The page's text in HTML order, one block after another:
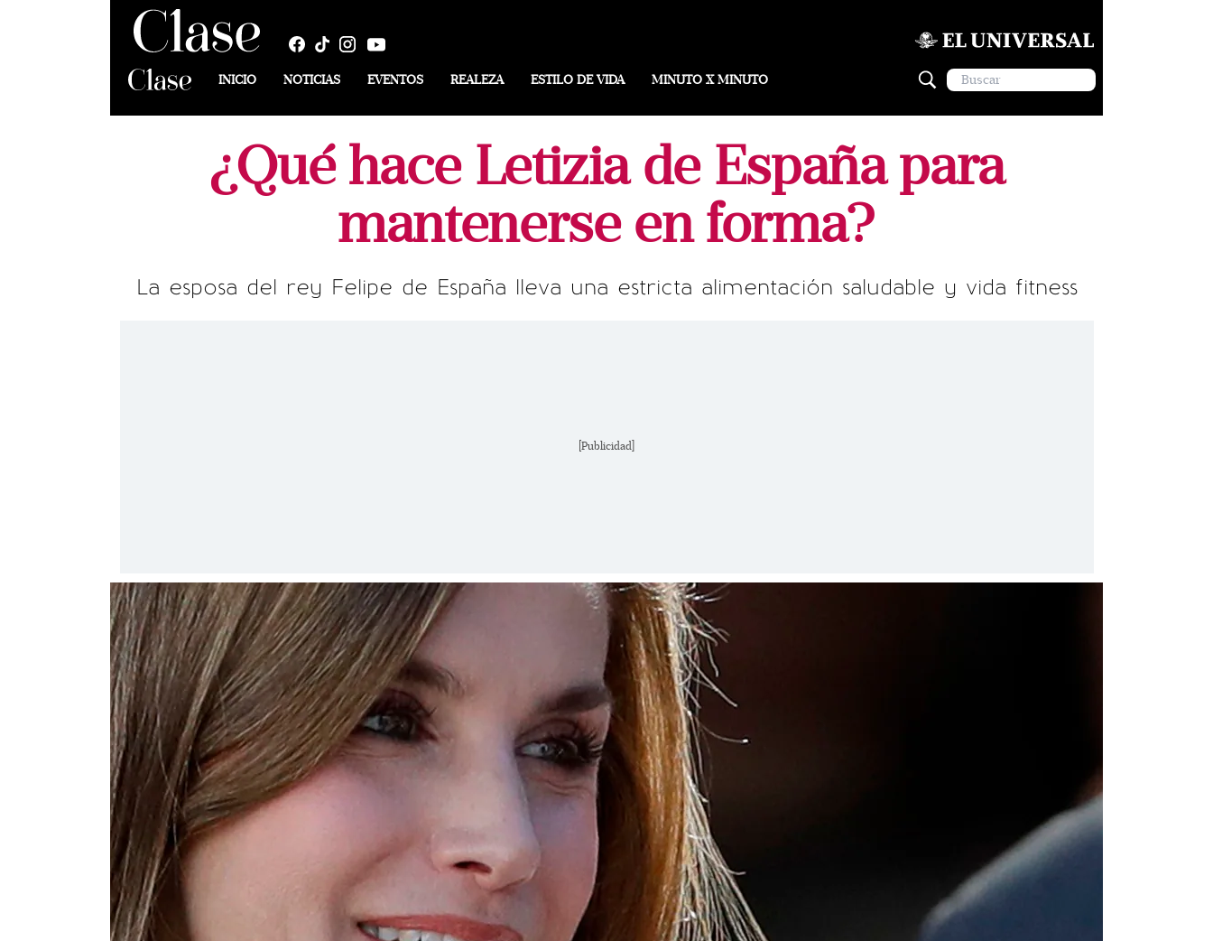
INICIO NOTICIAS EVENTOS REALEZA ESTILO DE VIDA MINUTO X MINUTO
¿Qué hace Letizia de España para
mantenerse en forma?
La esposa del rey Felipe de España lleva una estricta alimentación saludable y vida fitness
[Publicidad]